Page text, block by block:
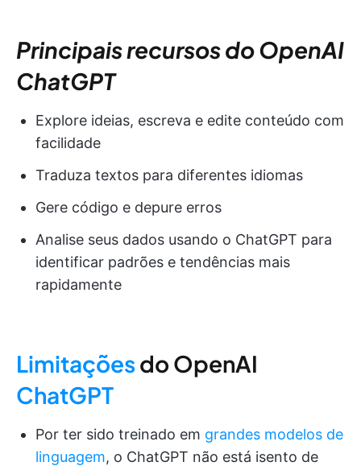
Principais recursos do OpenAI
ChatGPT
Explore ideias, escreva e edite conteúdo com
facilidade
Traduza textos para diferentes idiomas
Gere código e depure erros
Analise seus dados usando o ChatGPT para
identificar padrões e tendências mais
rapidamente
Limitaçõesdo OpenAI
ChatGPT
Por ter sido treinado em grandes modelos de
linguagem, o ChatGPT não está isento de